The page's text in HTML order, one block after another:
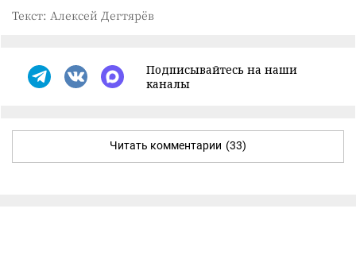
Текст: Алексей Дегтярёв
Подписывайтесь на наши
каналы
Читать комментарии (33)